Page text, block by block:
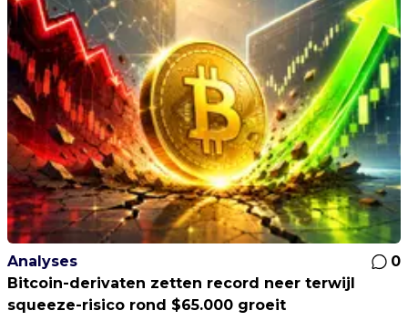
Analyses
0
Bitcoin-derivaten zetten record neer terwijl
squeeze-risico rond $65.000 groeit